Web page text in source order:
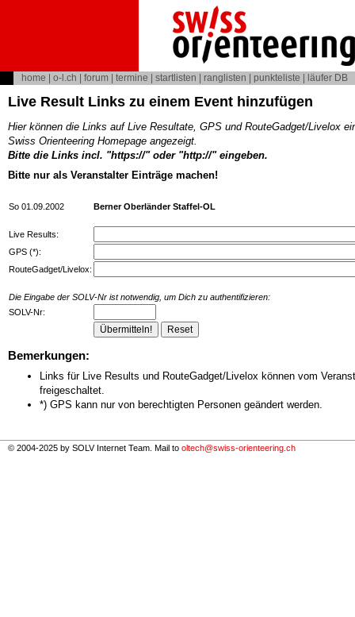
home o-l.ch forum termine startlisten ranglisten punkteliste läufer DB
Live Result Links zu einem Event hinzufügen
Hier können die Links auf Live Resultate, GPS und RouteGadget/Livelox
Swiss Orienteering Homepage angezeigt.
Bitte die Links incl. "https://" oder "http://" eingeben.
Bitte nur als Veranstalter Einträge machen!
So 01.09.2002 Berner Oberländer Staffel-OL
Live Results:
GPS (*):
RouteGadget/Livelox:
Die Eingabe der SOLV-Nr ist notwendig, um Dich zu authentifizieren:
SOLV-Nr:
Bemerkungen:
Links für Live Results und RouteGadget/Livelox können vom
freigeschaltet.
*) GPS kann nur von berechtigten Personen geändert werden.
© 2004-2025 by SOLV Internet Team. Mail to oltech@swiss-orienteering.ch